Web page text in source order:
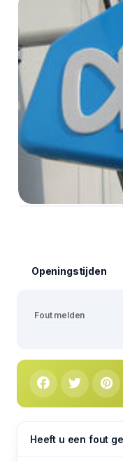
Openingstijden
Fout melden
Heeft u een fout